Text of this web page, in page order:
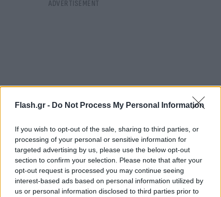
Flash.gr - Do Not Process My Personal Information
If you wish to opt-out of the sale, sharing to third parties, or
processing of your personal or sensitive information for
targeted advertising by us, please use the below opt-out
section to confirm your selection. Please note that after your
opt-out request is processed you may continue seeing
interest-based ads based on personal information utilized by
us or personal information disclosed to third parties prior to
Βγαίνοντας από το παραβάν, οι παρευρισκόμενοι
του έκαναν σχόλιο πως… άργησε, αστειευόμενοι.